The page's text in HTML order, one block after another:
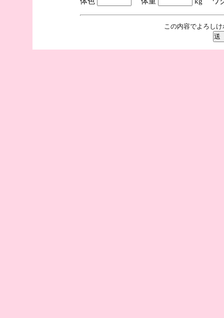
この内容でよろし